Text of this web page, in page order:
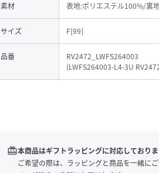
素材 表地:ポリエステル100%/裏
サイズ F[99]
品番
RV2472_LWFS264003
(LWFS264003-L4-3U
redeem本商品はギフトラッピングに対応しておりま
ご希望の際は、ラッピングと商品を一緒に